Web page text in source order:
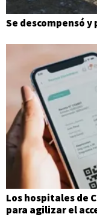
Se descompensó
Los hospitales de
para agilizar el